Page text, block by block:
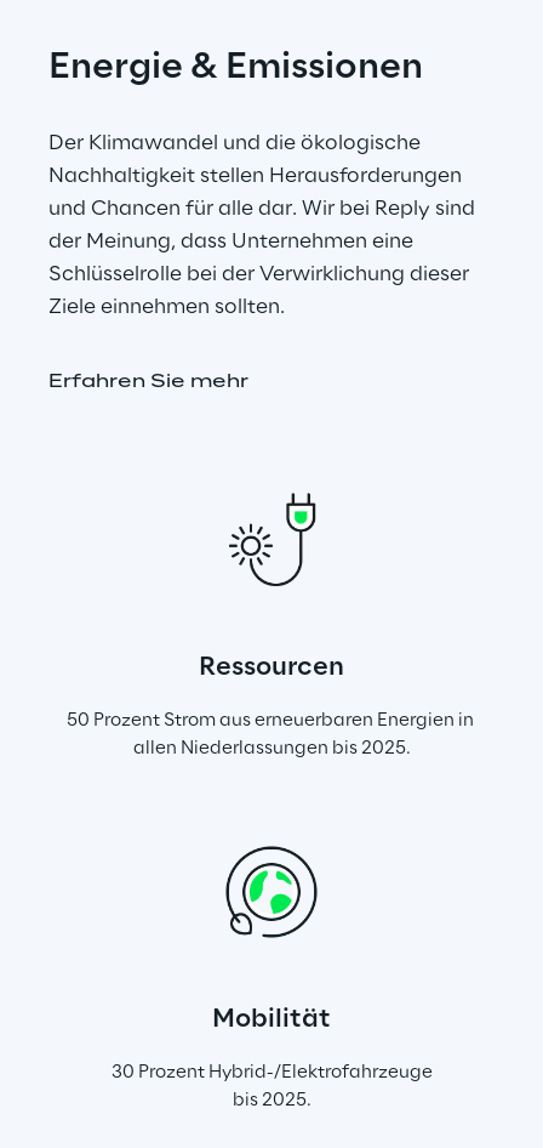
Energie & Emissionen
Der Klimawandel und die ökologische
Nachhaltigkeit stellen Herausforderungen
und Chancen für alle dar. Wir bei Reply sind
der Meinung, dass Unternehmen eine
Schlüsselrolle bei der Verwirklichung dieser
Ziele einnehmen sollten.
Erfahren Sie mehr
Ressourcen
50 Prozent Strom aus erneuerbaren Energien in
allen Niederlassungen bis 2025.
Mobilität
30 Prozent Hybrid-/Elektrofahrzeuge
bis 2025.